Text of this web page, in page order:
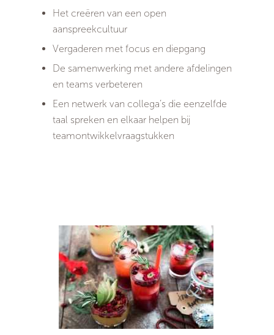
Het creëren van een open
aanspreekcultuur
Vergaderen met focus en diepgang
De samenwerking met andere afdelingen
en teams verbeteren
Een netwerk van collega’s die eenzelfde
taal spreken en elkaar helpen bij
teamontwikkelvraagstukken